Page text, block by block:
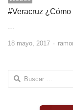
#Veracruz
…
18 mayo, 2017
Buscar: